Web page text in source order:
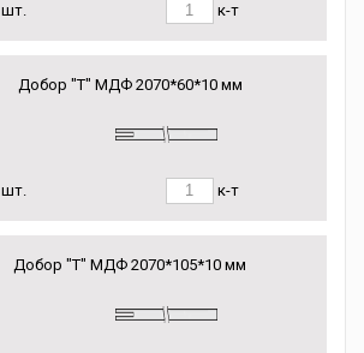
шт. к-т
Добор "Т" МДФ 2070*60*10 мм
шт. к-т
Добор "Т" МДФ 2070*105*10 мм